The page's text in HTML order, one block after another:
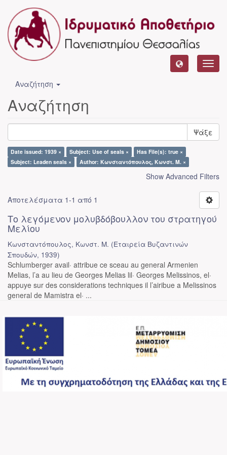
Αναζήτηση
Αναζήτηση
Ψάξε
Date issued: 1939 × Subject: Use of seals ×
Has File(s): true ×
Subject: Leaden seals ×
Author: Κωνσταντόπουλος, Κωνστ. Μ. ×
Show Advanced Filters
Αποτελέσματα 1-1 από 1
Το λεγόμενον μολυβδόβουλλον του στρατηγού
Μελίου
Κωνσταντόπουλος, Κωνστ. Μ. (Εταιρεία Βυζαντινών
Σπουδών, 1939)
Schlumberger avail· attribue ce sceau au general Armenien
Melias, l’a au lieu de Georges Melias lil· Georges Melissinos, el·
appuye sur des considerations techniques il l’airibue a Melissinos
general de Mamistra el· ...